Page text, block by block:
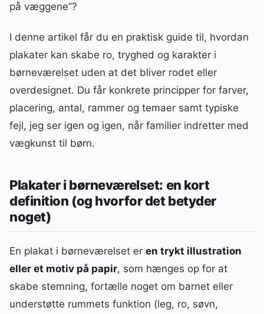
på væggene”?
I denne artikel får du en praktisk guide til, hvordan
plakater kan skabe ro, tryghed og karakter i
børneværelset uden at det bliver rodet eller
overdesignet. Du får konkrete principper for farver,
placering, antal, rammer og temaer samt typiske
fejl, jeg ser igen og igen, når familier indretter med
vægkunst til børn.
Plakater i børneværelset: en kort
definition (og hvorfor det betyder
noget)
En plakat i børneværelset er en trykt illustration
eller et motiv på papir, som hænges op for at
skabe stemning, fortælle noget om barnet eller
understøtte rummets funktion (leg, ro, søvn,